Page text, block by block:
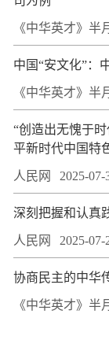
《中华英才》半
中国“安文化”：
《中华英才》半
“创造出无愧于
平新时代中国特
人民网 2025-07-
深刻把握和认真
人民网 2025-07-
协商民主的中华
《中华英才》半